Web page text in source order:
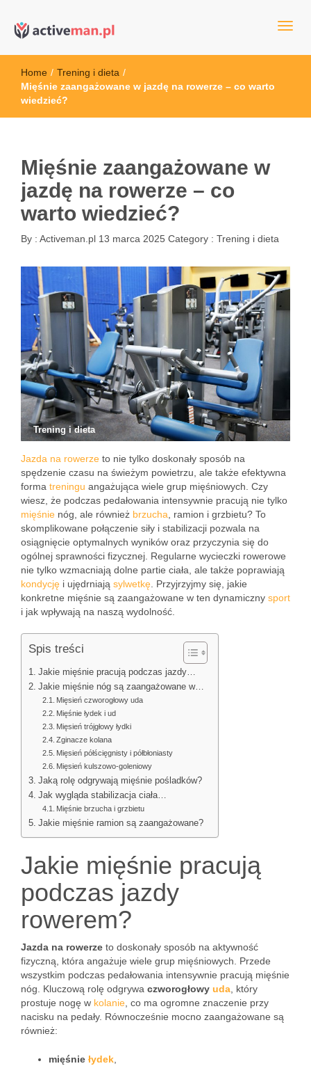
active man – sprzęt sportowy
sportowym
Home / Trening i dieta /
Mięśnie zaangażowane w jazdę na rowerze – co warto
wiedzieć?
Mięśnie zaangażowane w
jazdę na rowerze – co
warto wiedzieć?
By : Activeman.pl 13 marca 2025 Category : Trening i dieta
Trening i dieta
Jazda na rowerze to nie tylko doskonały sposób na
spędzenie czasu na świeżym powietrzu, ale także efektywna
forma treningu angażująca wiele grup mięśniowych. Czy
wiesz, że podczas pedałowania intensywnie pracują nie tylko
mięśnie nóg, ale również brzucha , ramion i grzbietu? To
skomplikowane połączenie siły i stabilizacji pozwala na
osiągnięcie optymalnych wyników oraz przyczynia się do
ogólnej sprawności fizycznej. Regularne wycieczki rowerowe
nie tylko wzmacniają dolne partie ciała, ale także poprawiają
kondycję i ujędrniają sylwetkę . Przyjrzyjmy się, jakie
konkretne mięśnie są zaangażowane w ten dynamiczny sport
i jak wpływają na naszą wydolność.
Spis treści
Jakie mięśnie pracują podczas jazdy…
Jakie mięśnie nóg są zaangażowane w…
Mięsień czworogłowy uda
Mięśnie łydek i ud
Mięsień trójgłowy łydki
Zginacze kolana
Mięsień półścięgnisty i półbłoniasty
Mięsień kulszowo-goleniowy
Jaką rolę odgrywają mięśnie pośladków?
Jak wygląda stabilizacja ciała…
Mięśnie brzucha i grzbietu
Jakie mięśnie ramion są zaangażowane?
Jakie mięśnie pracują
podczas jazdy
rowerem?
Jazda na rowerze to doskonały sposób na aktywność
fizyczną, która angażuje wiele grup mięśniowych. Przede
wszystkim podczas pedałowania intensywnie pracują mięśnie
nóg. Kluczową rolę odgrywa czworogłowy uda , który
prostuje nogę w kolanie , co ma ogromne znaczenie przy
nacisku na pedały. Równocześnie mocno zaangażowane są
również:
mięśnie łydek